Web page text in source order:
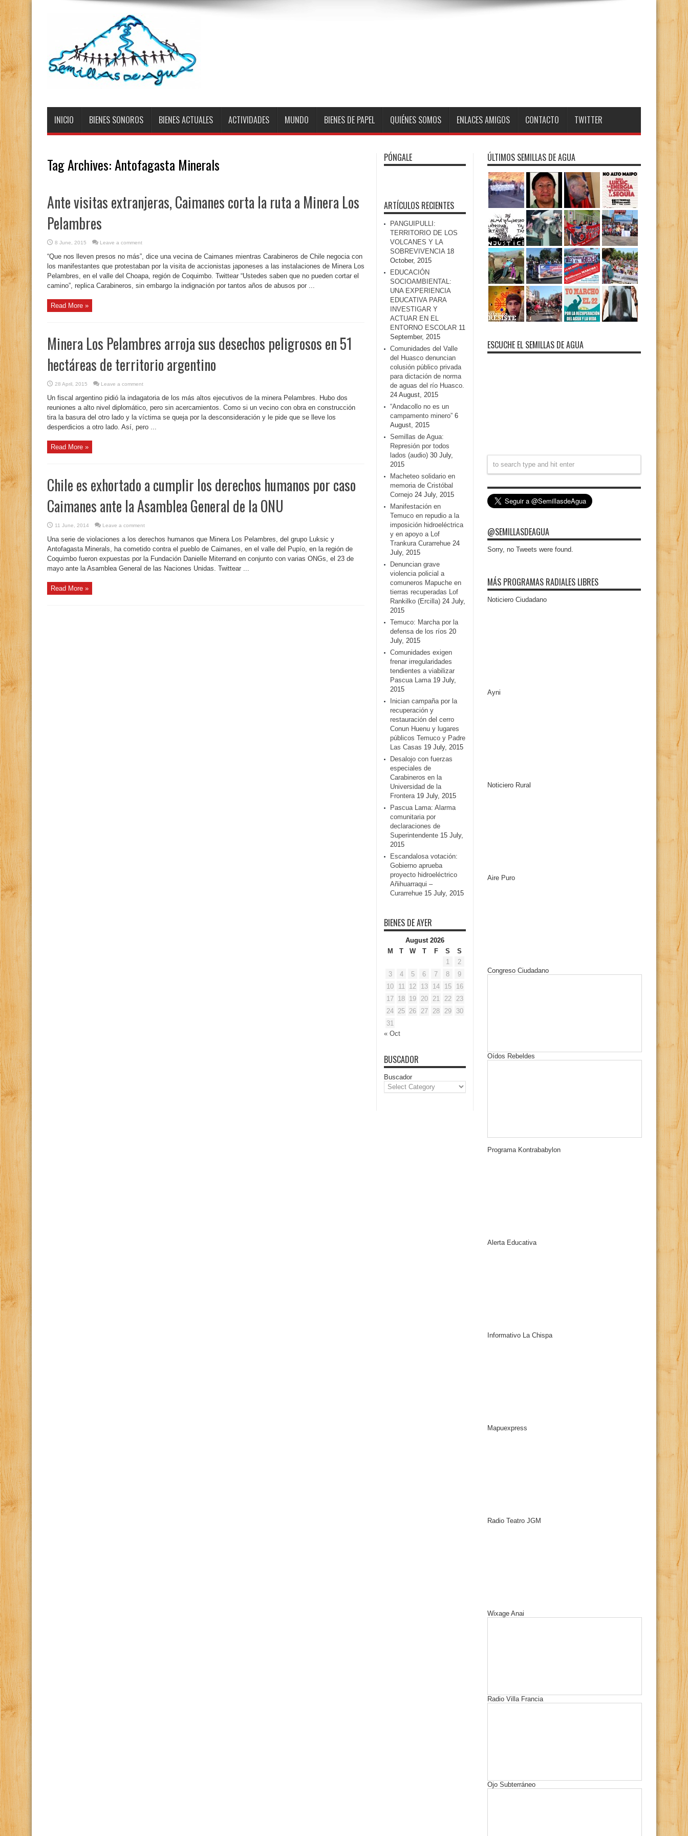
INICIO BIENES SONOROS BIENES ACTUALES ACTIVIDADES MUNDO BIENES DE PAPEL QUIÉNES SOMOS ENLACES AMIGOS CONTACTO TWITTER
Tag Archives:Antofagasta Minerals
Ante visitas extranjeras, Caimanes corta la ruta a Minera Los
Pelambres
8 June, 2015 Leave a comment
“Que nos lleven presos no más”, dice una vecina de Caimanes mientras Carabineros de Chile negocia con
los manifestantes que protestaban por la visita de accionistas japoneses a las instalaciones de Minera Los
Pelambres, en el valle del Choapa, región de Coquimbo. Twittear “Ustedes saben que no pueden cortar el
camino”, replica Carabineros, sin embargo la indignación por tantos años de abusos por ...
Read More »
Minera Los Pelambres arroja sus desechos peligrosos en 51
hectáreas de territorio argentino
28 April, 2015 Leave a comment
Un fiscal argentino pidió la indagatoria de los más altos ejecutivos de la minera Pelambres. Hubo dos
reuniones a alto nivel diplomático, pero sin acercamientos. Como si un vecino con obra en construcción
tira la basura del otro lado y la víctima se queja por la desconsideración y le pide que se lleve los
desperdicios a otro lado. Así, pero ...
Read More »
Chile es exhortado a cumplir los derechos humanos por caso
Caimanes ante la Asamblea General de la ONU
11 June, 2014 Leave a comment
Una serie de violaciones a los derechos humanos que Minera Los Pelambres, del grupo Luksic y
Antofagasta Minerals, ha cometido contra el pueblo de Caimanes, en el valle del Pupío, en la región de
Coquimbo fueron expuestas por la Fundación Danielle Miterrand en conjunto con varias ONGs, el 23 de
mayo ante la Asamblea General de las Naciones Unidas. Twittear ...
Read More »
PÓNGALE
ARTÍCULOS RECIENTES
PANGUIPULLI:
TERRITORIO DE LOS
VOLCANES Y LA
SOBREVIVENCIA 18
October, 2015
EDUCACIÓN
SOCIOAMBIENTAL:
UNA EXPERIENCIA
EDUCATIVA PARA
INVESTIGAR Y
ACTUAR EN EL
ENTORNO ESCOLAR 11
September, 2015
Comunidades del Valle
del Huasco denuncian
colusión público privada
para dictación de norma
de aguas del río Huasco.
24 August, 2015
“Andacollo no es un
campamento minero” 6
August, 2015
Semillas de Agua:
Represión por todos
lados (audio) 30 July,
2015
Macheteo solidario en
memoria de Cristóbal
Cornejo 24 July, 2015
Manifestación en
Temuco en repudio a la
imposición hidroeléctrica
y en apoyo a Lof
Trankura Curarrehue 24
July, 2015
Denuncian grave
violencia policial a
comuneros Mapuche en
tierras recuperadas Lof
Rankilko (Ercilla) 24 July,
2015
Temuco: Marcha por la
defensa de los ríos 20
July, 2015
Comunidades exigen
frenar irregularidades
tendientes a viabilizar
Pascua Lama 19 July,
2015
Inician campaña por la
recuperación y
restauración del cerro
Conun Huenu y lugares
públicos Temuco y Padre
Las Casas 19 July, 2015
Desalojo con fuerzas
especiales de
Carabineros en la
Universidad de la
Frontera 19 July, 2015
Pascua Lama: Alarma
comunitaria por
declaraciones de
Superintendente 15 July,
2015
Escandalosa votación:
Gobierno aprueba
proyecto hidroeléctrico
Añihuarraqui –
Curarrehue 15 July, 2015
BIENES DE AYER
August 2026
M
T W T F S
S
1
2
3
4 5 6 7 8
9
10
11 12 13 14 15
16
17 18 19 20 21 22
23
24 25 26 27 28 29
30
31
« Oct
BUSCADOR
Buscador
ÚLTIMOS SEMILLAS DE AGUA
ESCUCHE EL SEMILLAS DE AGUA
@SEMILLASDEAGUA
Sorry, no Tweets were found.
MÁS PROGRAMAS RADIALES LIBRES
Noticiero Ciudadano
Ayni
Noticiero Rural
Aire Puro
Congreso Ciudadano
Oídos Rebeldes
Programa Kontrababylon
Alerta Educativa
Informativo La Chispa
Mapuexpress
Radio Teatro JGM
Wixage Anai
Radio Villa Francia
Ojo Subterráneo